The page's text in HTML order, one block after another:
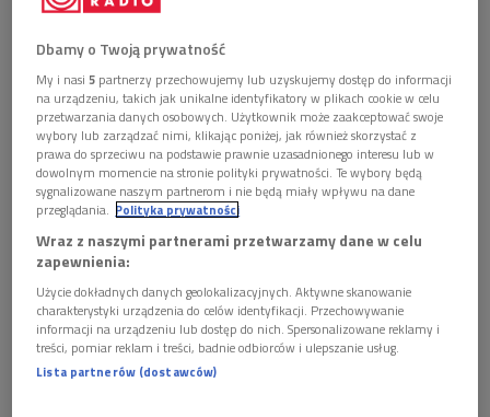
Wystawa "Pamięć nie na sprzedaż" prezentuje unikatowe materiały
archiwalne pozyskane w ramach inicjatywy, dzięki której do zasobu IPN trafiają
cenne dokumenty, fotografie oraz pamiątki przekazywane przez darczyńców.
Zdj. ilustracyjne Foto: shutterstock/Kittyfly
Posłuchaj audycji "Poranek Dwójki">>>
Ekspozycja w Centrum Edukacyjnym IPN imienia Janusza
Dbamy o Twoją prywatność
My i nasi5 partnerzy przechowujemy lub uzyskujemy dostęp do informacji
na urządzeniu, takich jak unikalne identyfikatory w plikach cookie w celu
przetwarzania danych osobowych. Użytkownik może zaakceptować swoje
wybory lub zarządzać nimi, klikając poniżej, jak również skorzystać z
prawa do sprzeciwu na podstawie prawnie uzasadnionego interesu lub w
dowolnym momencie na stronie polityki prywatności. Te wybory będą
sygnalizowane naszym partnerom i nie będą miały wpływu na dane
przeglądania. Polityka prywatności
Wraz z naszymi partnerami przetwarzamy dane w celu
zapewnienia:
Użycie dokładnych danych geolokalizacyjnych. Aktywne skanowanie
charakterystyki urządzenia do celów identyfikacji. Przechowywanie
informacji na urządzeniu lub dostęp do nich. Spersonalizowane reklamy i
treści, pomiar reklam i treści, badnie odbiorców i ulepszanie usług.
Lista partnerów (dostawców)